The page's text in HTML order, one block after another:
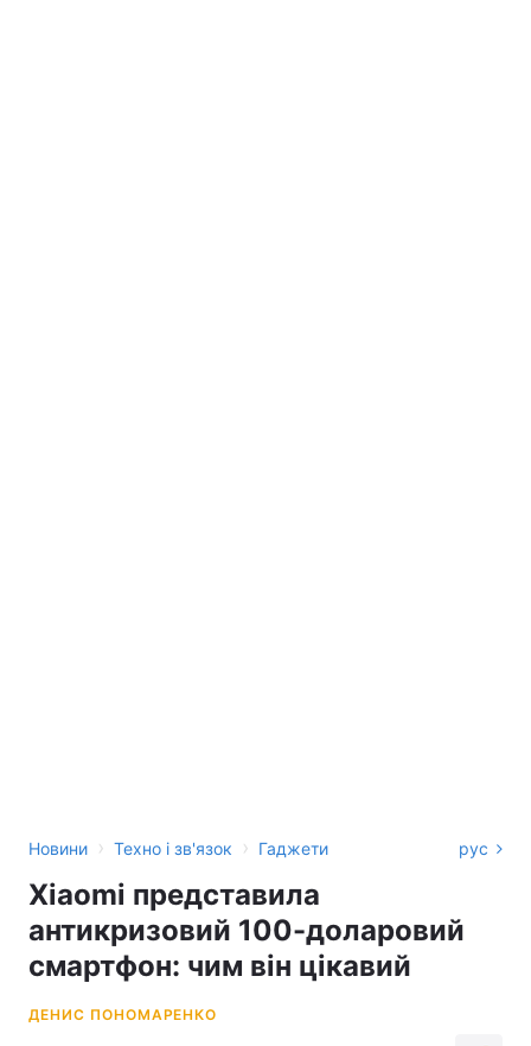
Новини › Техно і зв'язок › Гаджети рус
Xiaomi представила
антикризовий 100-доларовий
смартфон: чим він цікавий
ДЕНИС ПОНОМАРЕНКО